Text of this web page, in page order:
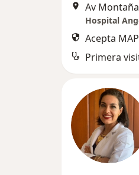
Av
Hospital
Acepta
Primera